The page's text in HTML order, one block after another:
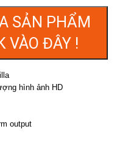
SẢN PHẨM
VÀO ĐÂY !
hình ảnh HD
output